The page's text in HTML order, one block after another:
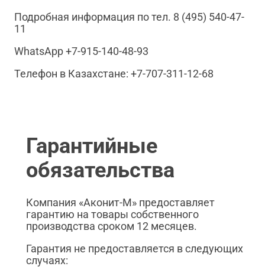
Подробная информация по тел. 8 (495) 540-47-
11
WhatsApp +7-915-140-48-93
Телефон в Казахстане: +7-707-311-12-68
Гарантийные
обязательства
Компания «Аконит-М» предоставляет
гарантию на товары собственного
производства сроком 12 месяцев.
Гарантия не предоставляется в следующих
случаях: